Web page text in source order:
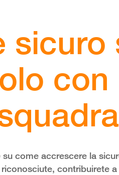
sicuro
con
come accrescere la
contribuirete